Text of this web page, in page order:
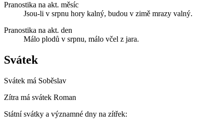
Pranostika na akt. měsíc
Jsou-li v srpnu hory kalný, budou v zimě mrazy valný.
Pranostika na akt. den
Málo plodů v srpnu, málo včel z jara.
Svátek
Svátek má Soběslav
Zítra má svátek Roman
Státní svátky a významné dny na zítřek: